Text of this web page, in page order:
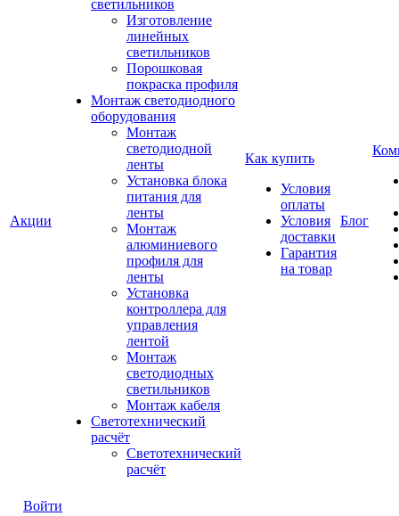
Акции
светильников
Изготовление
линейных
светильников
Порошковая
покраска профиля
Монтаж светодиодного
оборудования
Монтаж
светодиодной
ленты
Установка блока
питания для
ленты
Монтаж
алюминиевого
профиля для
ленты
Установка
контроллера для
управления
лентой
Монтаж
светодиодных
светильников
Монтаж кабеля
Светотехнический
расчёт
Светотехнический
расчёт
Как купить
Условия
оплаты
Условия
доставки
Гарантия
на товар
Блог
Войти